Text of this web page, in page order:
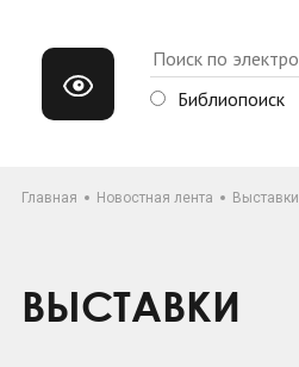
Библиопоиск
Главная Новостная лента Выставки
ВЫСТАВКИ